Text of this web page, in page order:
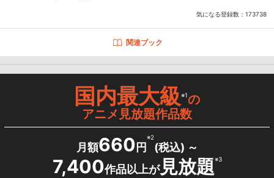
気になる登録数： 173738
関連ブック
国内最大級※1の
アニメ見放題作品数
月額660 円
※2
(税込) ～
7,400作品以上が見放題※3